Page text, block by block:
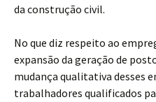
da construção civil.
No que diz respeito ao
expansão da geração de
mudança qualitativa desses
trabalhadores qualificados